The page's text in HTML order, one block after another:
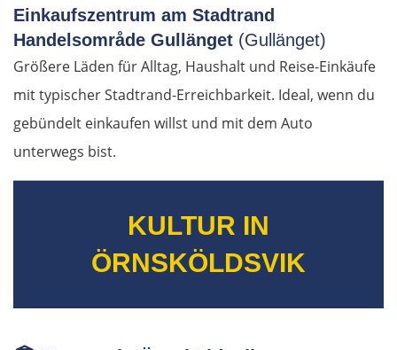
Einkaufszentrum am Stadtrand
Handelsområde Gullänget (Gullänget)
Größere Läden für Alltag, Haushalt und Reise-Einkäufe
mit typischer Stadtrand-Erreichbarkeit. Ideal, wenn du
gebündelt einkaufen willst und mit dem Auto
unterwegs bist.
KULTUR IN
ÖRNSKÖLDSVIK
Târgu Jiu
Petroșani
Lugosch
Arad